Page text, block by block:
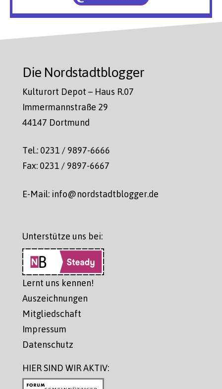
Die Nordstadtblogger
Kulturort Depot – Haus R.07
Immermannstraße 29
44147 Dortmund
Tel.: 0231 / 9897-6666
Fax: 0231 / 9897-6667
E-Mail: info@nordstadtblogger.de
Unterstütze uns bei:
Lernt uns kennen!
Auszeichnungen
Mitgliedschaft
Impressum
Datenschutz
HIER SIND WIR AKTIV: